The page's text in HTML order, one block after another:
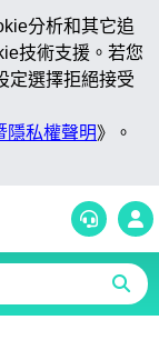
分析和其它追
技術支援。若您
定選擇拒絕接受
隱私權聲明》。